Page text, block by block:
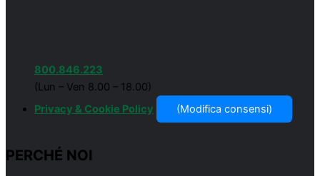
800.846.223
(Lun – Ven 8.00 – 18.00)
Privacy & Cookie Policy
(Modifica consensi)
PERCHÉ NOI